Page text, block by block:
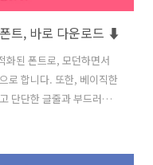
트, 바로 다운로드 ⬇︎
화된 폰트로, 모던하면서
로 합니다. 또한, 베이직한
단단한 글줄과 부드러운
한 생동감 넘치는 손글씨
이 가독성 좋은 모바일 글